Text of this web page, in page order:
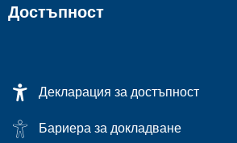
Достъпност
Декларация за достъпност
Бариера за докладване